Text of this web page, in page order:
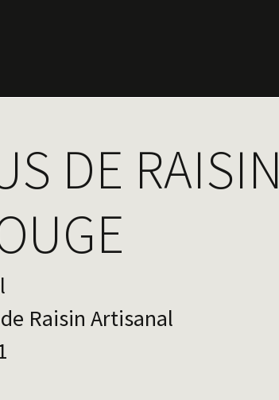
DE RAISIN
Raisin Artisanal